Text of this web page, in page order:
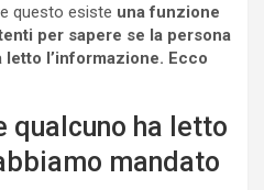
questo esiste una funzione
per sapere se la persona
letto l’informazione. Ecco
qualcuno ha letto
mandato